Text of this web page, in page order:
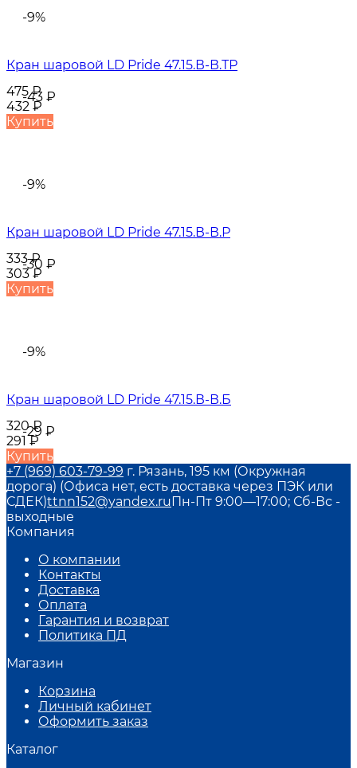
-9%
-43 ₽
Кран шаровой LD Pride 47.15.В-В.ТР
475₽
432 ₽
Купить
-9%
-30 ₽
Кран шаровой LD Pride 47.15.В-В.Р
333₽
303₽
Купить
-9%
-29 ₽
Кран шаровой LD Pride 47.15.В-В.Б
320₽
291₽
Купить
+7 (969) 603-79-99 г. Рязань, 195 км (Окружная
дорога) (Офиса нет, есть доставка через ПЭК или
СДЕК)ttnn152@yandex.ruПн-Пт 9:00—17:00; Сб-Вс -
выходные
Компания
О компании
Контакты
Доставка
Оплата
Гарантия и возврат
Политика ПД
Магазин
Корзина
Личный кабинет
Оформить заказ
Каталог